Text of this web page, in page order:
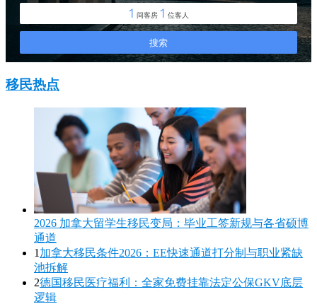
移民热点
2026 加拿大留学生移民变局：毕业工签新规与各省硕博
通道
1 加拿大移民条件2026：EE快速通道打分制与职业紧缺
池拆解
2德国移民医疗福利：全家免费挂靠法定公保GKV底层
逻辑